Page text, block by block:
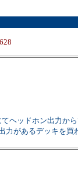
ヘッドホン出力か
力があるデッキを買